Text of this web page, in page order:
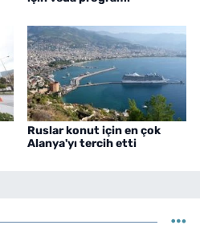
Ruslar konut için en çok
Alanya'yı tercih etti